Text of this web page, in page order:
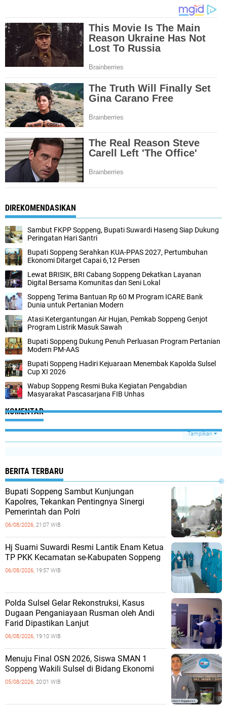
DIREKOMENDASIKAN
Sambut FKPP Soppeng, Bupati Suwardi Haseng Siap Dukung
Peringatan Hari Santri
Bupati Soppeng Serahkan KUA-PPAS 2027, Pertumbuhan
Ekonomi Ditarget Capai 6,12 Persen
Lewat BRISIK, BRI Cabang Soppeng Dekatkan Layanan
Digital Bersama Komunitas dan Seni Lokal
Soppeng Terima Bantuan Rp 60 M Program ICARE Bank
Dunia untuk Pertanian Modern
Atasi Ketergantungan Air Hujan, Pemkab Soppeng Genjot
Program Listrik Masuk Sawah
Bupati Soppeng Dukung Penuh Perluasan Program Pertanian
Modern PM-AAS
Bupati Soppeng Hadiri Kejuaraan Menembak Kapolda Sulsel
Cup XI 2026
Wabup Soppeng Resmi Buka Kegiatan Pengabdian
Masyarakat Pascasarjana FIB Unhas
KOMENTAR
Tampilkan
BERITA TERBARU
Bupati Soppeng Sambut Kunjungan
Kapolres, Tekankan Pentingnya Sinergi
Pemerintah dan Polri
06/08/2026, 21:07 WIB
Hj Suarni Suwardi Resmi Lantik Enam Ketua
TP PKK Kecamatan se-Kabupaten Soppeng
06/08/2026, 19:57 WIB
Polda Sulsel Gelar Rekonstruksi, Kasus
Dugaan Penganiayaan Rusman oleh Andi
Farid Dipastikan Lanjut
06/08/2026, 19:10 WIB
Menuju Final OSN 2026, Siswa SMAN 1
Soppeng Wakili Sulsel di Bidang Ekonomi
05/08/2026, 20:01 WIB